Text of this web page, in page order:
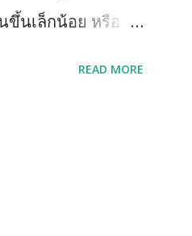
ขึ้นเล็กน้อย หรือ
บอยู่ด้านข้าง)
READ MORE